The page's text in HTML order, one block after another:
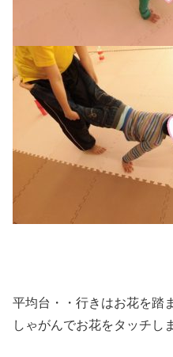
平均台・・行きはお花を踏
しゃがんでお花をタッチし